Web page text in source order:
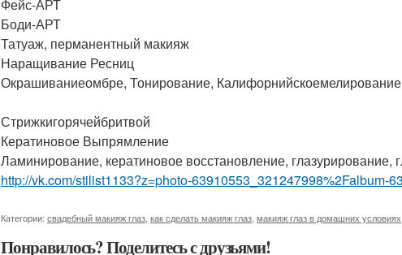
Фейс-АРТ
Боди-АРТ
Татуаж, перманентный макияж
Наращивание Ресниц
Окрашиваниеомбре, Тонирование, Калифорнийскоемелирование
Стрижкигорячейбритвой
Кератиновое Выпрямление
Ламинирование, кератиновое восстановление, глазурирование,
http://vk.com/stilist1133?z=photo-63910553_321247998%2Falbum-
Категории: свадебный макияж глаз как сделать макияж глаз макияж глаз в домашних условиях
Понравилось? Поделитесь с друзьями!